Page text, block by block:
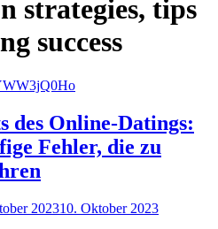
strategies, tips
success
des Online-Datings:
Fehler, die zu
202310. Oktober 2023